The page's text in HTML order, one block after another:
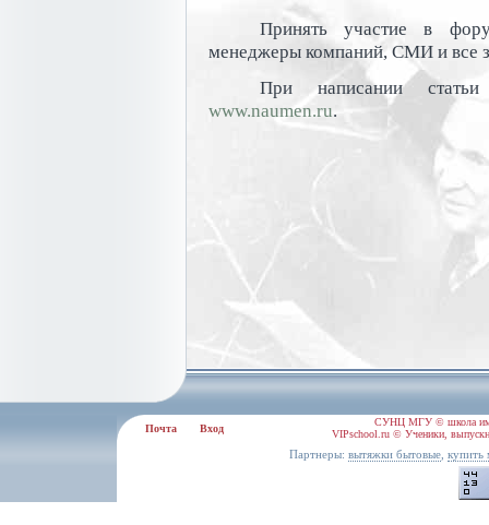
Принять участие в
менеджеры компаний, СМИ и все
При написании
www.naumen.ru.
Почта Вход
СУНЦ МГУ © школа
VIPschool.ru © Ученики,
Партнеры: вытяжки бытовые купить